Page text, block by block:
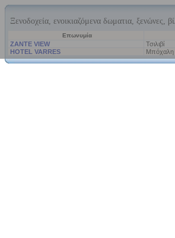
Ξενοδοχεία, ενοικιαζόμενα δωματια, ξενώνες,
Επωνυμία
ZANTE VIEW
Τσιλιβί
HOTEL VARRES
Μπόχαλη